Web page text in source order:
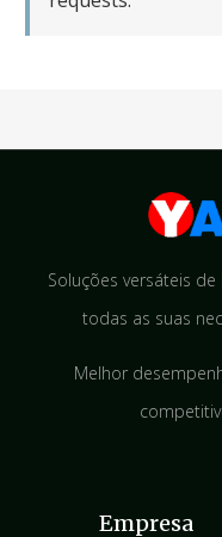
Soluções versáteis
todas as suas
Melhor
Empresa